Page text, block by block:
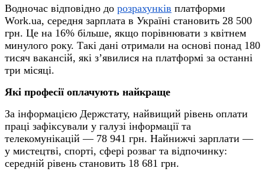
Водночас відповідно до розрахунків платформи
Work.ua, середня зарплата в Україні становить 28 500
грн. Це на 16% більше, якщо порівнювати з квітнем
минулого року. Такі дані отримали на основі понад 180
тисяч вакансій, які з’явилися на платформі за останні
три місяці.
Які професії оплачують найкраще
За інформацією Держстату, найвищий рівень оплати
праці зафіксували у галузі інформації та
телекомунікацій — 78 941 грн. Найнижчі зарплати —
у мистецтві, спорті, сфері розваг та відпочинку:
середній рівень становить 18 681 грн.